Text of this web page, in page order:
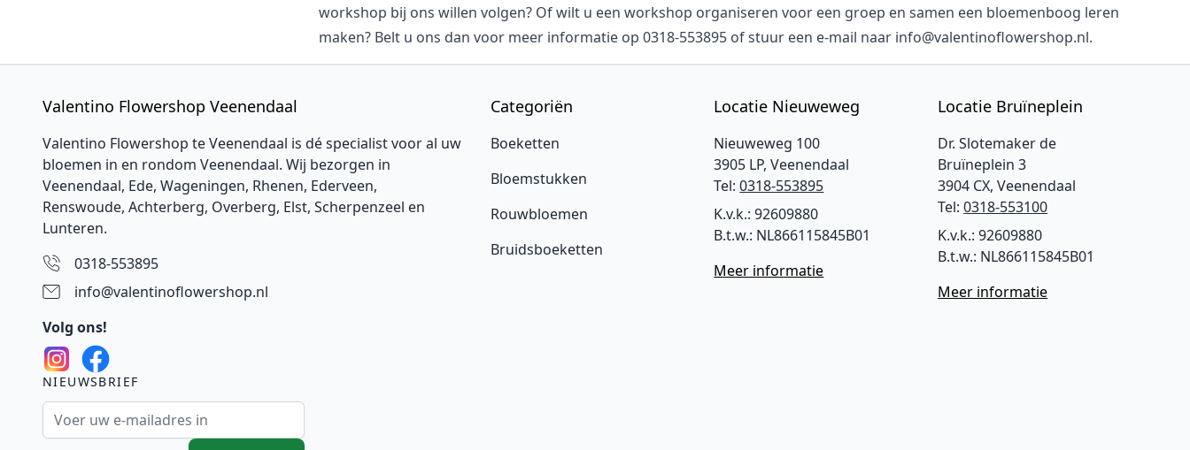
workshop bij ons willen volgen? Of wilt u een workshop organiseren voor een groep en samen een bloemenboog leren
maken? Belt u ons dan voor meer informatie op 0318-553895of stuur een e-mail naar info@valentinoflowershop.nl.
Valentino Flowershop Veenendaal
Valentino Flowershop te Veenendaal is dé specialist voor al uw
bloemen in en rondom Veenendaal. Wij bezorgen in
Veenendaal, Ede, Wageningen, Rhenen, Ederveen,
Renswoude, Achterberg, Overberg, Elst, Scherpenzeel en
Lunteren.
0318-553895
info@valentinoflowershop.nl
Volg ons!
Categoriën
Boeketten
Bloemstukken
Rouwbloemen
Bruidsboeketten
Locatie Nieuweweg
Nieuweweg 100
3905 LP, Veenendaal
Tel:0318-553895
K.v.k.: 92609880
B.t.w.: NL866115845B01
Meer informatie
Locatie Bruïneplein
Dr. Slotemaker de
Bruïneplein 3
3904 CX, Veenendaal
Tel:0318-553100
K.v.k.: 92609880
B.t.w.: NL866115845B01
Meer informatie
NIEUWSBRIEF
E-mailadres